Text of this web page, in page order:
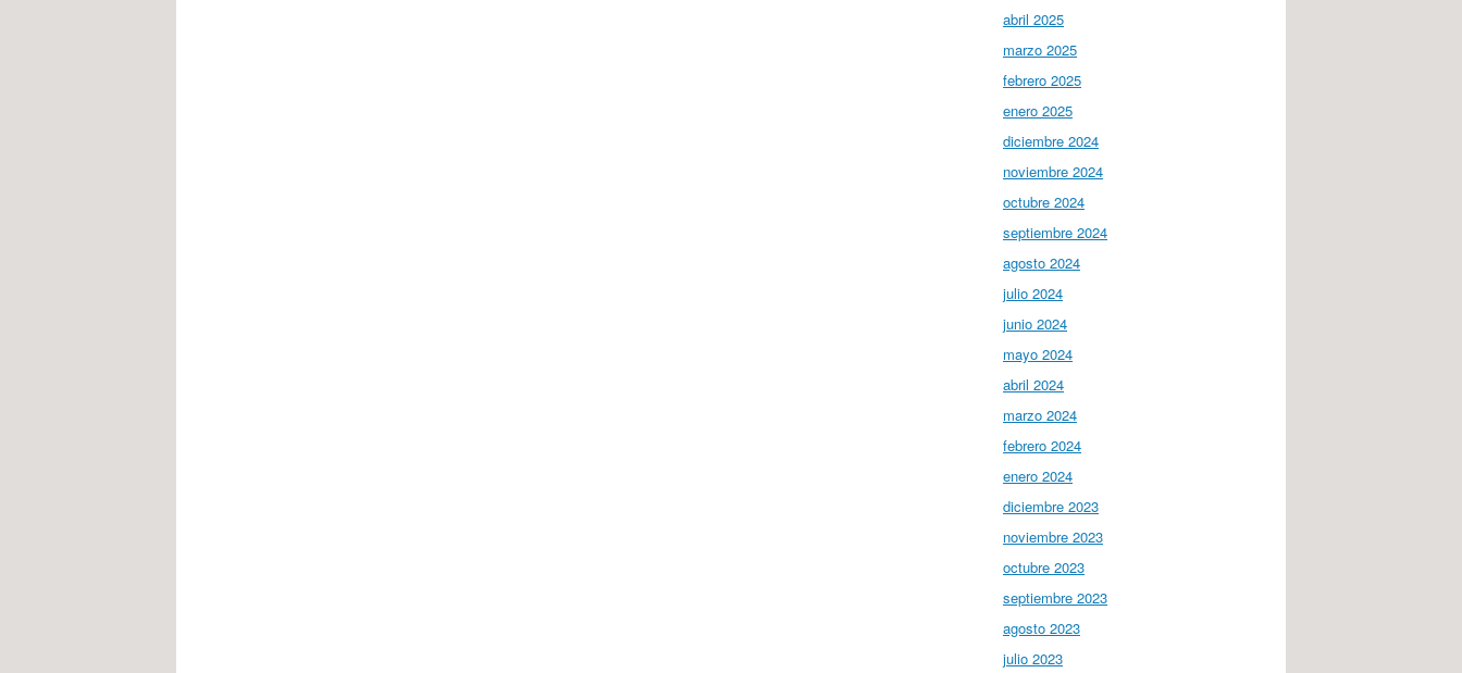
abril 2025
marzo 2025
febrero 2025
enero 2025
diciembre 2024
noviembre 2024
octubre 2024
septiembre 2024
agosto 2024
julio 2024
junio 2024
mayo 2024
abril 2024
marzo 2024
febrero 2024
enero 2024
diciembre 2023
noviembre 2023
octubre 2023
septiembre 2023
agosto 2023
julio 2023